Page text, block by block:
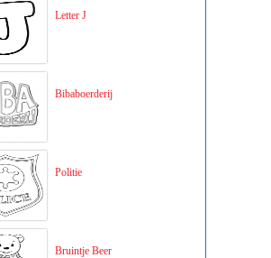
Letter J
Bibaboerderij
Politie
Bruintje Beer